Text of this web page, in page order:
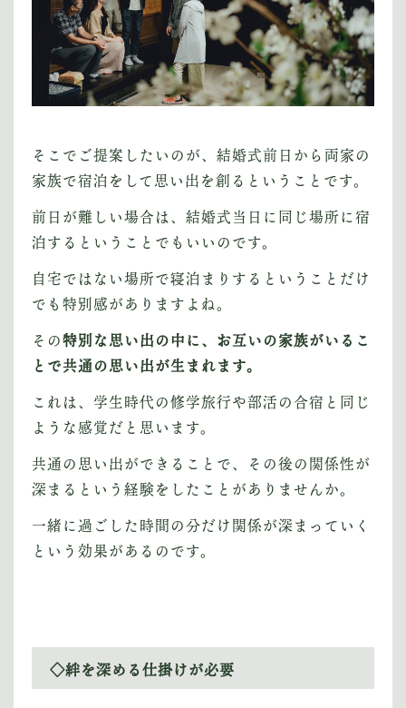
そこでご提案したいのが、結婚式前日から両家の
家族で宿泊をして思い出を創るということです。
前日が難しい場合は、結婚式当日に同じ場所に宿
泊するということでもいいのです。
自宅ではない場所で寝泊まりするということだけ
でも特別感がありますよね。
その特別な思い出の中に、お互いの家族がいるこ
とで共通の思い出が生まれます。
これは、学生時代の修学旅行や部活の合宿と同じ
ような感覚だと思います。
共通の思い出ができることで、その後の関係性が
深まるという経験をしたことがありませんか。
一緒に過ごした時間の分だけ関係が深まっていく
という効果があるのです。
◇絆を深める仕掛けが必要